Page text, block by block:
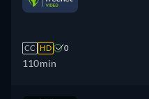
CC HD 0
110min